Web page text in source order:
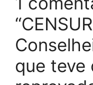
que teve